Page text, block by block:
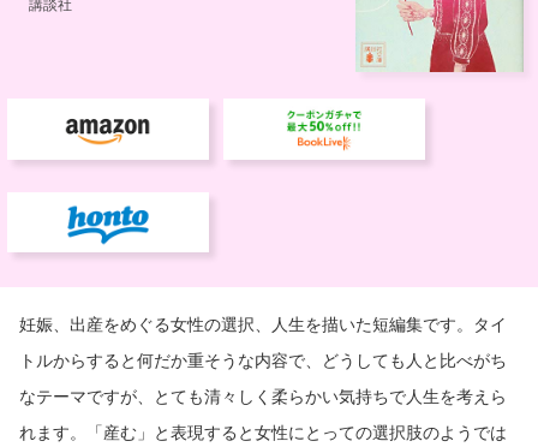
妊娠、出産をめぐる女性の選択、人生を描いた短編集です。タイ
トルからすると何だか重そうな内容で、どうしても人と比べがち
なテーマですが、とても清々しく柔らかい気持ちで人生を考えら
れます。「産む」と表現すると女性にとっての選択肢のようでは